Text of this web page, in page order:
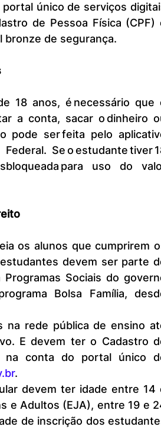
único de serviços
de Pessoa Física (CPF)
bronze de segurança.
a conta, sacar o dinheiro
pode ser feita pelo
Se o estudante tiver
para uso do
devem ser parte
Sociais do
Bolsa Família,
E devem ter o Cadastro
na conta do portal único
.
e Adultos (EJA), entre 19 e
de inscrição dos